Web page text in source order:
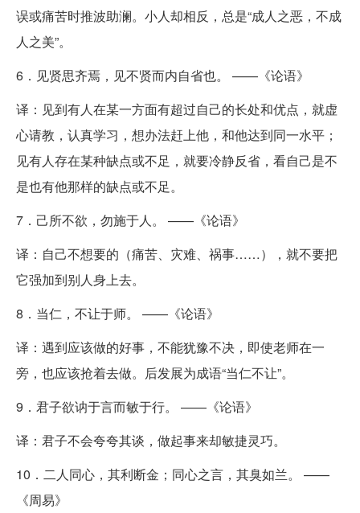
误或痛苦时推波助澜。小人却相反，总是“成人之恶，不成
人之美”。
6．见贤思齐焉，见不贤而内自省也。 ——《论语》
译：见到有人在某一方面有超过自己的长处和优点，就虚
心请教，认真学习，想办法赶上他，和他达到同一水平；
见有人存在某种缺点或不足，就要冷静反省，看自己是不
是也有他那样的缺点或不足。
7．己所不欲，勿施于人。 ——《论语》
译：自己不想要的（痛苦、灾难、祸事……），就不要把
它强加到别人身上去。
8．当仁，不让于师。 ——《论语》
译：遇到应该做的好事，不能犹豫不决，即使老师在一
旁，也应该抢着去做。后发展为成语“当仁不让”。
9．君子欲讷于言而敏于行。 ——《论语》
译：君子不会夸夸其谈，做起事来却敏捷灵巧。
10．二人同心，其利断金；同心之言，其臭如兰。 ——
《周易》